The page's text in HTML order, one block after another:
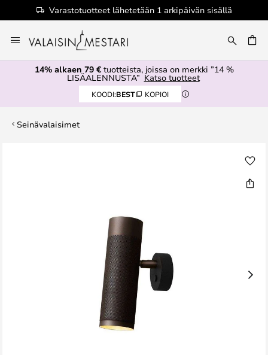
Varastotuotteet lähetetään 1 arkipäivän sisällä
to
Content
14% alkaen 79 €tuotteista, joissa on merkki ”14 %
LISÄALENNUSTA” Katso tuotteet
KOODI:BEST KOPIOI
Seinävalaisimet